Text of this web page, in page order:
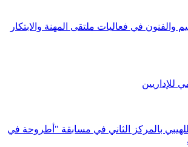
والفنون في فعاليات ملتقى المهنة والابتكار
للإداريين
بالمركز الثاني في مسابقة "أطروحة في